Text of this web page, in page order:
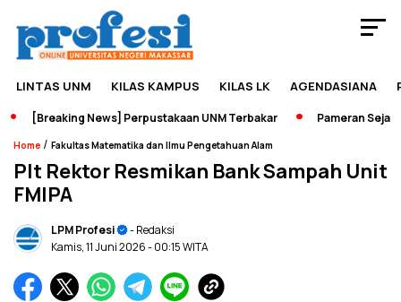
LINTAS UNM KILAS KAMPUS KILAS LK AGENDASIANA
[Breaking News] Perpustakaan UNM Terbakar Pameran Sejarah
Home / Fakultas Matematika dan Ilmu Pengetahuan Alam
Plt Rektor Resmikan Bank Sampah Unit
FMIPA
LPM Profesi
- Redaksi
Kamis, 11 Juni 2026- 00:15 WITA